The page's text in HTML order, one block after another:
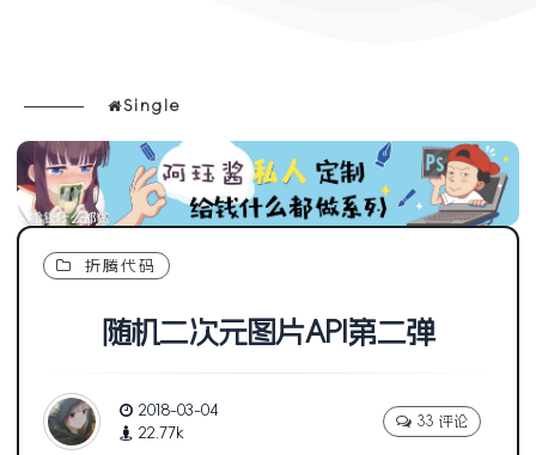
Single
折腾代码
随机二次元图片API第二弹
2018-03-04
22.77k
33 评论